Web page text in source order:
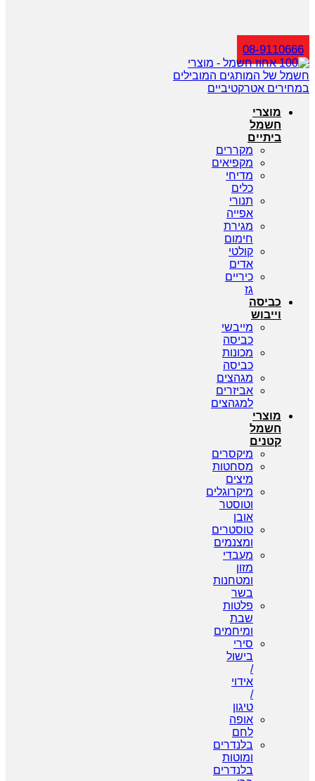
חיפוש
08-9110666
מוצרי
חשמל
ביתיים
מקררים
מקפיאים
מדיחי
כלים
תנורי
אפייה
מגירת
חימום
קולטי
אדים
כיריים
גז
כביסה
וייבוש
מייבשי
כביסה
מכונות
כביסה
מגהצים
אביזרים
למגהצים
מוצרי
חשמל
קטנים
מיקסרים
מסחטות
מיצים
מיקרוגלים
וטוסטר
אובן
טוסטרים
ומצנמים
מעבדי
מזון
ומטחנות
בשר
פלטות
שבת
ומיחמים
סירי
בישול
/
אידוי
/
טיגון
אופה
לחם
בלנדרים
ומוטות
בלנדרים